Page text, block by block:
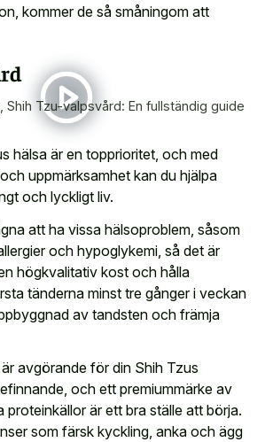
kommer de så småningom att
Shih Tzu-valpsvård: En fullständig guide
hälsa är en topprioritet, och med
uppmärksamhet kan du hjälpa
och lyckligt liv.
att ha vissa hälsoproblem, såsom
och hypoglykemi, så det är
högkvalitativ kost och hålla
tänderna minst tre gånger i veckan
av tandsten och främja
avgörande för din Shih Tzus
och ett premiummärke av
proteinkällor är ett bra ställe att börja.
som färsk kyckling, anka och ägg